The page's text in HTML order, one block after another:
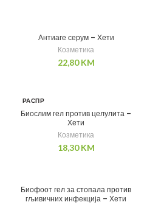
Антиаге серум – Хети
Козметика
22,80KM
РАСПР
О
Биослим гел против целулита –
Хети
Козметика
18,30KM
Биофоот гел за стопала против
гљивичних инфекција – Хети